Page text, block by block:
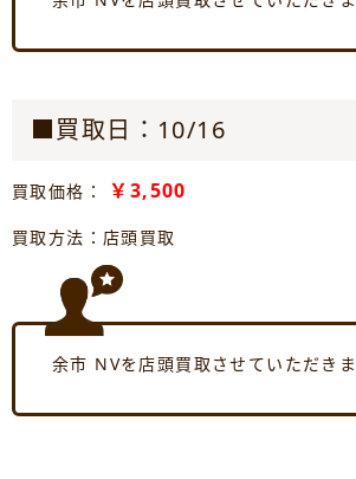
■買取日：10/16
買取価格： ￥3,500
買取方法：店頭買取
余市 NVを店頭買取させていただきま